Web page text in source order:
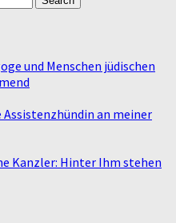
und Menschen jüdischen
Assistenzhündin an meiner
Kanzler: Hinter Ihm stehen